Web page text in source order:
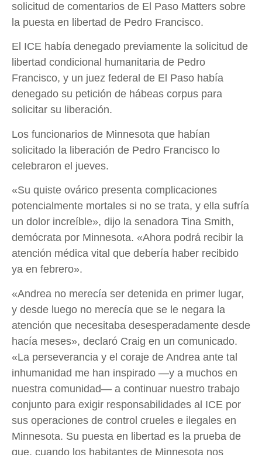
solicitud de comentarios de El Paso Matters sobre
la puesta en libertad de Pedro Francisco.
El ICE había denegado previamente la solicitud de
libertad condicional humanitaria de Pedro
Francisco, y un juez federal de El Paso había
denegado su petición de hábeas corpus para
solicitar su liberación.
Los funcionarios de Minnesota que habían
solicitado la liberación de Pedro Francisco lo
celebraron el jueves.
«Su quiste ovárico presenta complicaciones
potencialmente mortales si no se trata, y ella sufría
un dolor increíble», dijo la senadora Tina Smith,
demócrata por Minnesota. «Ahora podrá recibir la
atención médica vital que debería haber recibido
ya en febrero».
«Andrea no merecía ser detenida en primer lugar,
y desde luego no merecía que se le negara la
atención que necesitaba desesperadamente desde
hacía meses», declaró Craig en un comunicado.
«La perseverancia y el coraje de Andrea ante tal
inhumanidad me han inspirado —y a muchos en
nuestra comunidad— a continuar nuestro trabajo
conjunto para exigir responsabilidades al ICE por
sus operaciones de control crueles e ilegales en
Minnesota. Su puesta en libertad es la prueba de
que, cuando los habitantes de Minnesota nos